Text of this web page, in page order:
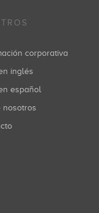
corporativa
en inglés
en español
nosotros